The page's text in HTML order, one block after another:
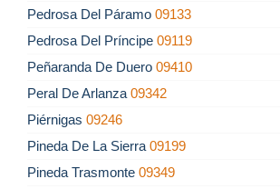
Pedrosa Del Páramo 09133
Pedrosa Del Príncipe 09119
Peñaranda De Duero 09410
Peral De Arlanza 09342
Piérnigas 09246
Pineda De La Sierra 09199
Pineda Trasmonte 09349